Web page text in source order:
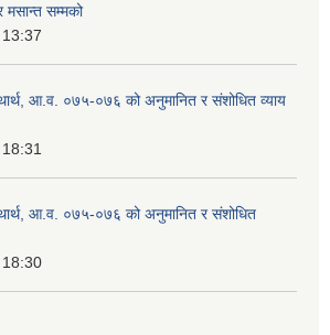
सम्मको
आ.व. ०७५-०७६ को अनुमानित र संशोधित व्याय
आ.व. ०७५-०७६ को अनुमानित र संशोधित